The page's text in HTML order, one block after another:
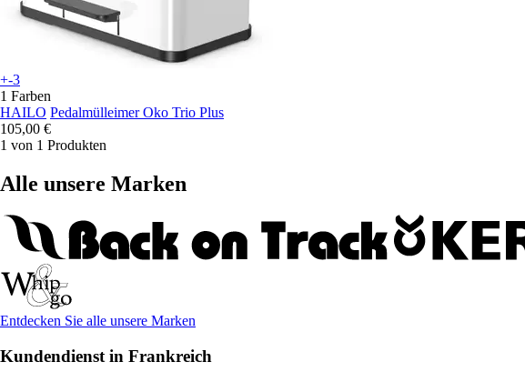
+-3
1 Farben
HAILO Pedalmülleimer Oko Trio Plus
105,00 €
1 von 1 Produkten
Alle unsere Marken
Entdecken Sie alle unsere Marken
Kundendienst in Frankreich